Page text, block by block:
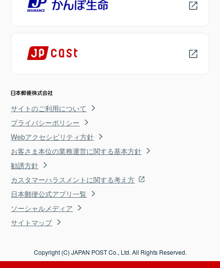
サイトのご利用について
プライバシーポリシー
Webアクセシビリティ方針
お客さま本位の業務運営に関する基本方針
勧誘方針
カスタマーハラスメントに関する考え方
日本郵便公式アプリ一覧
ソーシャルメディア
サイトマップ
Copyright (C) JAPAN POST Co., Ltd. All Rights Reserved.